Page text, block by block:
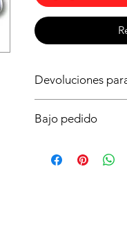
Devoluciones
importante
o lo intentes montar
Bajo pedido
plazo de entrega es